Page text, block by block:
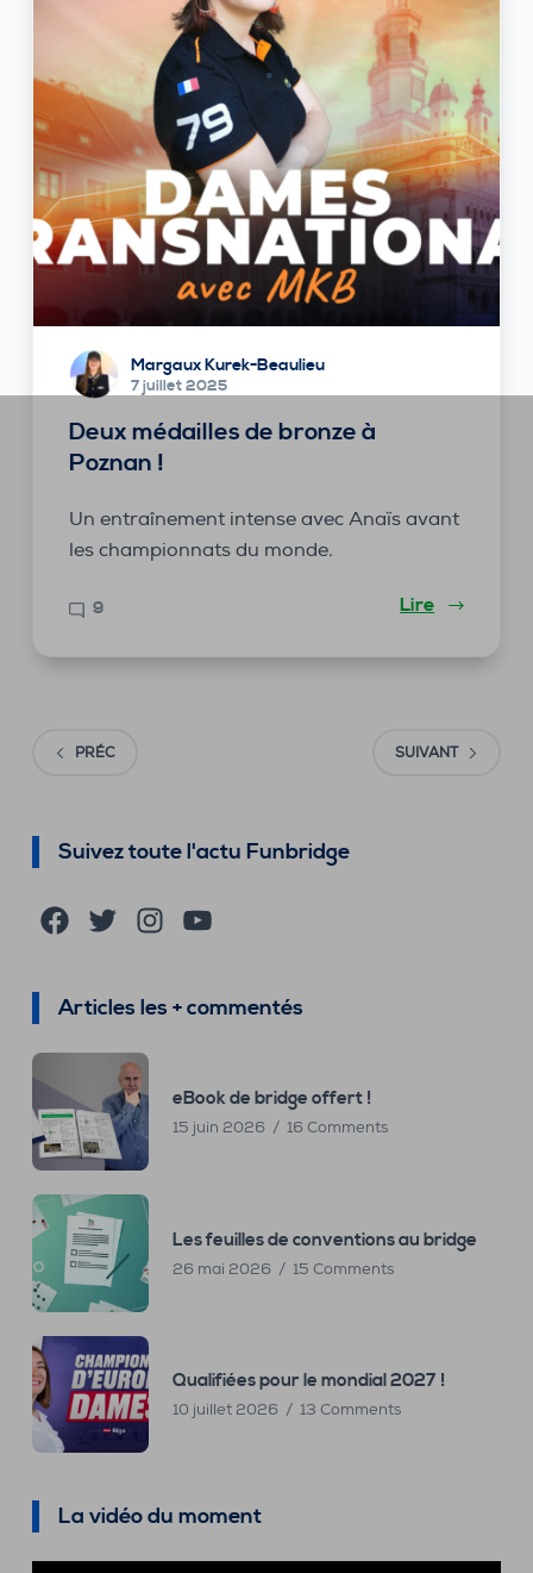
Margaux Kurek-Beaulieu
7 juillet 2025
Deux médailles de bronze à
Poznan !
Un entraînement intense avec Anaïs avant
les championnats du monde.
9 Lire
PRÉC SUIVANT
Suivez toute l'actu Funbridge
FacebookTwitterInstagramYouTube
Articles les + commentés
eBook de bridge offert !
15 juin 2026 16 Comments
Les feuilles de conventions au bridge
26 mai 2026 15 Comments
Qualifiées pour le mondial 2027 !
10 juillet 2026 13 Comments
La vidéo du moment